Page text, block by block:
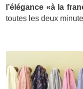
l’élégance «à la
toutes les deux